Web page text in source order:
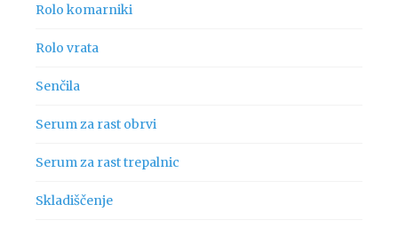
Rolo komarniki
Rolo vrata
Senčila
Serum za rast obrvi
Serum za rast trepalnic
Skladiščenje